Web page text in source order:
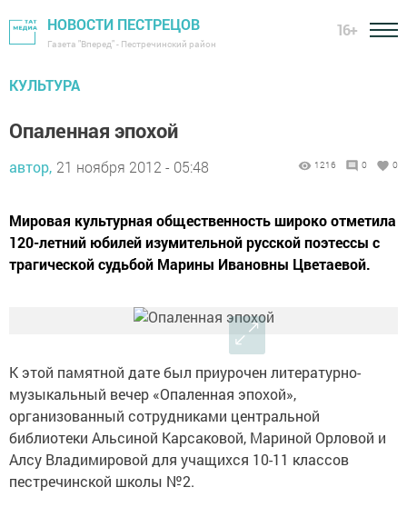
НОВОСТИ ПЕСТРЕЦОВ
Газета "Вперед" - Пестречинский район
16+
КУЛЬТУРА
Опаленная эпохой
автор, 21 ноября 2012 - 05:48 1216 0 0
Мировая культурная общественность широко отметила
120-летний юбилей изумительной русской поэтессы с
трагической судьбой Марины Ивановны Цветаевой.
К этой памятной дате был приурочен литературно-
музыкальный вечер «Опаленная эпохой»,
организованный сотрудниками центральной
библиотеки Альсиной Карсаковой, Мариной Орловой и
Алсу Владимировой для учащихся 10-11 классов
пестречинской школы №2.